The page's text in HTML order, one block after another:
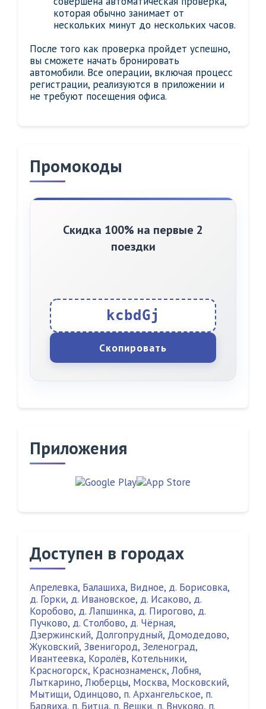
которая обычно занимает от
нескольких минут до нескольких часов.
После того как проверка пройдет успешно,
вы сможете начать бронировать
автомобили. Все операции, включая процесс
регистрации, реализуются в приложении и
не требуют посещения офиса.
Промокоды
Скидка 100% на первые 2
поездки
kcbdGj
Скопировать
Приложения
Доступен в городах
Апрелевка, Балашиха, Видное, д. Борисовка,
д. Горки, д. Ивановское, д. Исаково, д.
Коробово, д. Лапшинка, д. Пирогово, д.
Пучково, д. Столбово, д. Чёрная,
Дзержинский, Долгопрудный, Домодедово,
Жуковский, Звенигород, Зеленоград,
Ивантеевка, Королёв, Котельники,
Красногорск, Краснознаменск, Лобня,
Лыткарино, Люберцы, Москва, Московский,
Мытищи, Одинцово, п. Архангельское, п.
Барвиха, п. Битца, п. Вешки, п. Внуково, п.